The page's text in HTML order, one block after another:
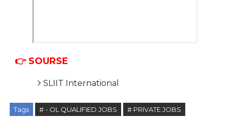
👉 SOURSE
SLIIT International
Tags # - OL QUALIFIED JOBS
# PRIVATE JOBS